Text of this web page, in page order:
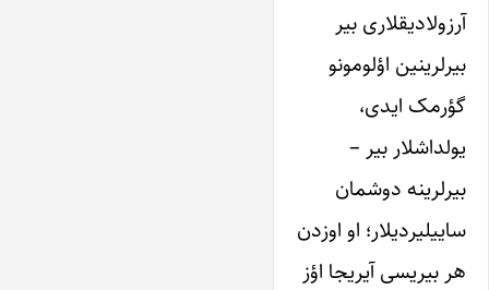
آرزولادیقلاری‌ بیر‌
بیرلرینین‌ اؤ‌لو‌مو‌نو‌
گؤرمک‌ ایدی،
‌یولداشلار‌ بیر‌ –
بیرلرینه‌ دوشمان‌
ساییلیردیلار؛‌ او‌ اوزدن‌
هر‌ بیریسی‌ آیریجا‌ اؤز‌